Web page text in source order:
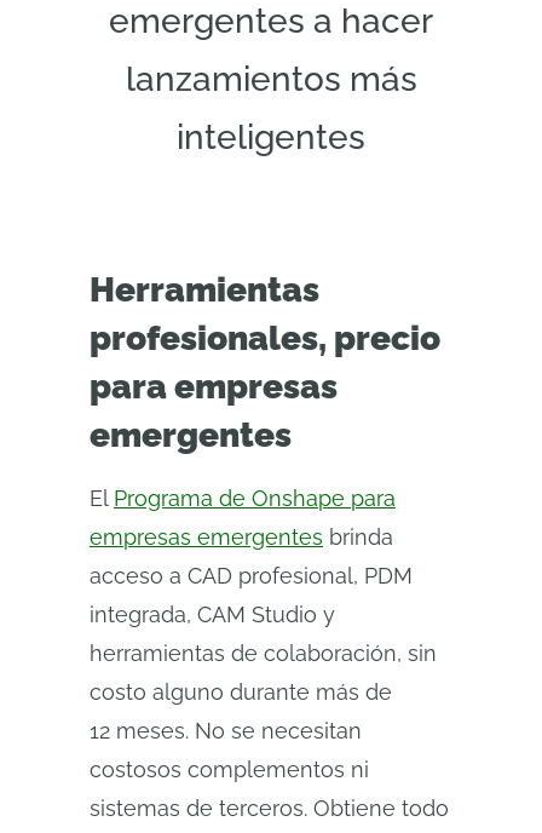
emergentes a hacer
lanzamientos más
inteligentes
Herramientas
profesionales, precio
para empresas
emergentes
El Programa de Onshape para
empresas emergentes brinda
acceso a CAD profesional, PDM
integrada, CAM Studio y
herramientas de colaboración, sin
costo alguno durante más de
12 meses. No se necesitan
costosos complementos ni
sistemas de terceros. Obtiene todo